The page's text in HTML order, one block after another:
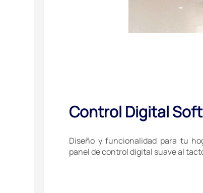
Control Digital
Diseño y funcionalidad para tu
panel de control digital suave al